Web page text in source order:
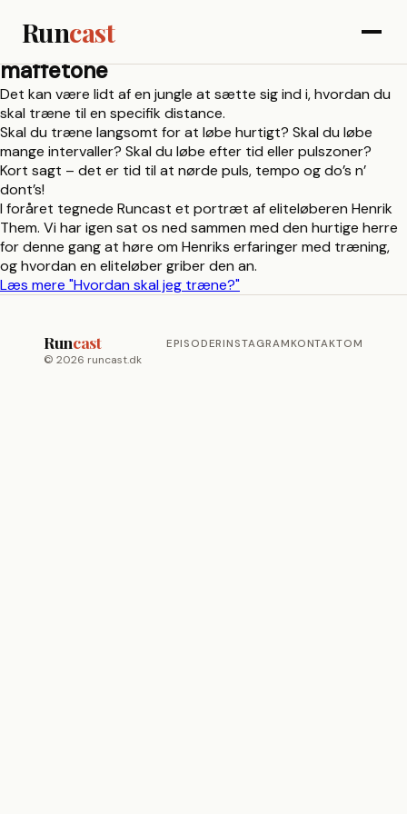
Runcast
maffetone
Det kan være lidt af en jungle at sætte sig ind i, hvordan du
skal træne til en specifik distance.
Skal du træne langsomt for at løbe hurtigt? Skal du løbe
mange intervaller? Skal du løbe efter tid eller pulszoner?
Kort sagt – det er tid til at nørde puls, tempo og do’s n’
dont’s!
I foråret tegnede Runcast et portræt af eliteløberen Henrik
Them. Vi har igen sat os ned sammen med den hurtige herre
for denne gang at høre om Henriks erfaringer med træning,
og hvordan en eliteløber griber den an.
Læs mere "Hvordan skal jeg træne?"
Runcast EPISODERINSTAGRAMKONTAKTOM
© 2026 runcast.dk